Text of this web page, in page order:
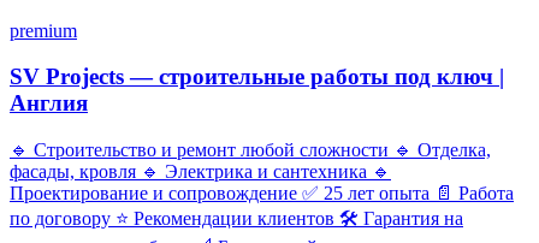
premium
SV Projects — строительные работы под ключ |
Англия
🔹 Строительство и ремонт любой сложности 🔹 Отделка,
фасады, кровля 🔹 Электрика и сантехника 🔹
Проектирование и сопровождение ✅ 25 лет опыта 📄 Работа
по договору ⭐ Рекомендации клиентов 🛠 Гарантия на